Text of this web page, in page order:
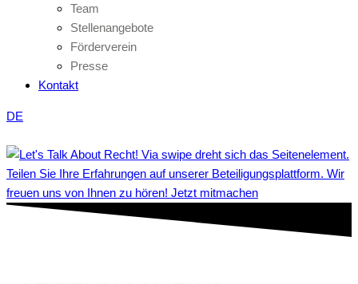
Team
Stellenangebote
Förderverein
Presse
Kontakt
DE
Teilen Sie Ihre Erfahrungen auf unserer Beteiligungsplattform. Wir
freuen uns von Ihnen zu hören! Jetzt mitmachen